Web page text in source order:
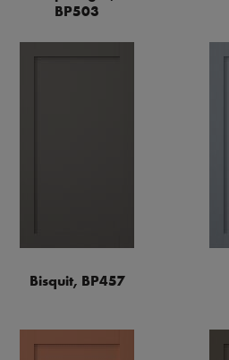
BP503
Bisquit, BP457